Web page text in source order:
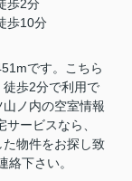
歩2分
歩10分
です。こちら
歩2分で利用で
ノ内の空室情報
ービスなら、
物件をお探し致
下さい。